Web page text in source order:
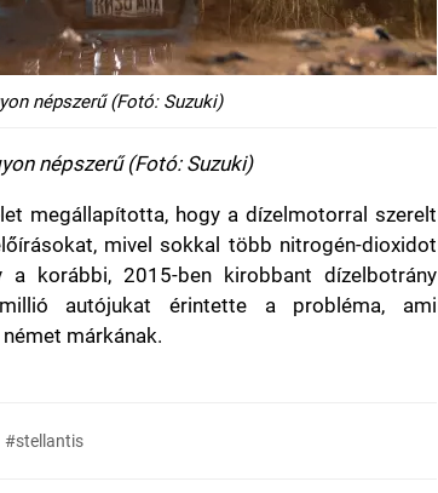
népszerű (Fotó: Suzuki)
népszerű (Fotó: Suzuki)
megállapította, hogy a dízelmotorral szerelt
mivel sokkal több nitrogén-dioxidot
korábbi, 2015-ben kirobbant dízelbotrány
autójukat érintette a probléma, ami
márkának.
#stellantis